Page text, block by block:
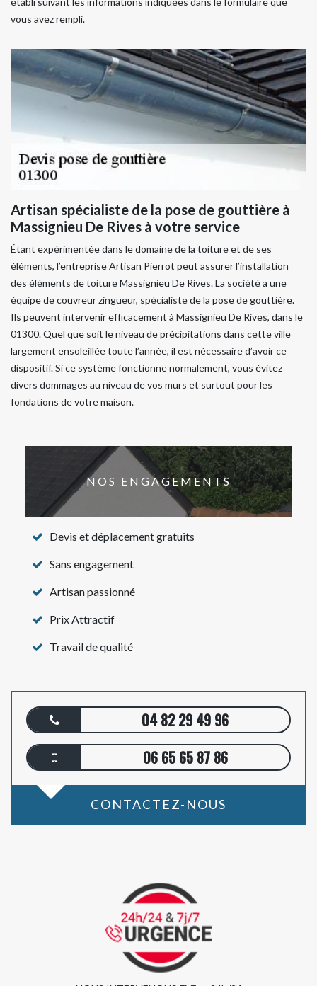
vous avez rempli.
Artisan spécialiste de la pose de gouttière à
Massignieu De Rives à votre service
Étant expérimentée dans le domaine de la toiture et de ses
éléments, l’entreprise Artisan Pierrot peut assurer l’installation
des éléments de toiture Massignieu De Rives. La société a une
équipe de couvreur zingueur, spécialiste de la pose de gouttière.
Ils peuvent intervenir efficacement à Massignieu De Rives, dans le
01300. Quel que soit le niveau de précipitations dans cette ville
largement ensoleillée toute l’année, il est nécessaire d’avoir ce
dispositif. Si ce système fonctionne normalement, vous évitez
divers dommages au niveau de vos murs et surtout pour les
fondations de votre maison.
NOS ENGAGEMENTS
Devis et déplacement gratuits
Sans engagement
Artisan passionné
Prix Attractif
Travail de qualité
04 82 29 49 96
06 65 65 87 86
CONTACTEZ-NOUS